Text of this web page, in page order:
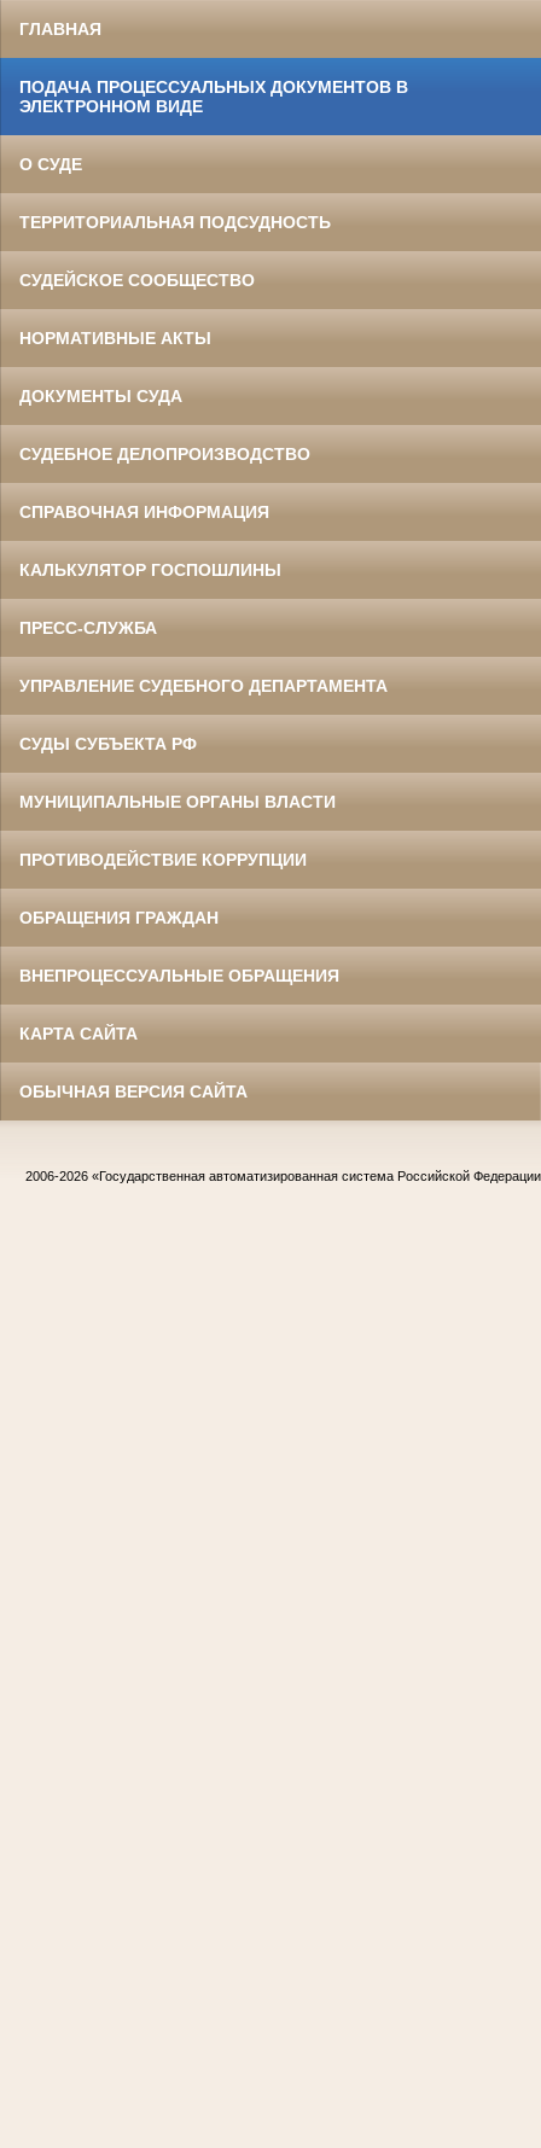
ГЛАВНАЯ
ПОДАЧА ПРОЦЕССУАЛЬНЫХ ДОКУМЕНТОВ В
ЭЛЕКТРОННОМ ВИДЕ
О СУДЕ
ТЕРРИТОРИАЛЬНАЯ ПОДСУДНОСТЬ
СУДЕЙСКОЕ СООБЩЕСТВО
НОРМАТИВНЫЕ АКТЫ
ДОКУМЕНТЫ СУДА
СУДЕБНОЕ ДЕЛОПРОИЗВОДСТВО
СПРАВОЧНАЯ ИНФОРМАЦИЯ
КАЛЬКУЛЯТОР ГОСПОШЛИНЫ
ПРЕСС-СЛУЖБА
УПРАВЛЕНИЕ СУДЕБНОГО ДЕПАРТАМЕНТА
СУДЫ СУБЪЕКТА РФ
МУНИЦИПАЛЬНЫЕ ОРГАНЫ ВЛАСТИ
ПРОТИВОДЕЙСТВИЕ КОРРУПЦИИ
ОБРАЩЕНИЯ ГРАЖДАН
ВНЕПРОЦЕССУАЛЬНЫЕ ОБРАЩЕНИЯ
КАРТА САЙТА
ОБЫЧНАЯ ВЕРСИЯ САЙТА
2006-2026 «Государственная автоматизированная система Российской